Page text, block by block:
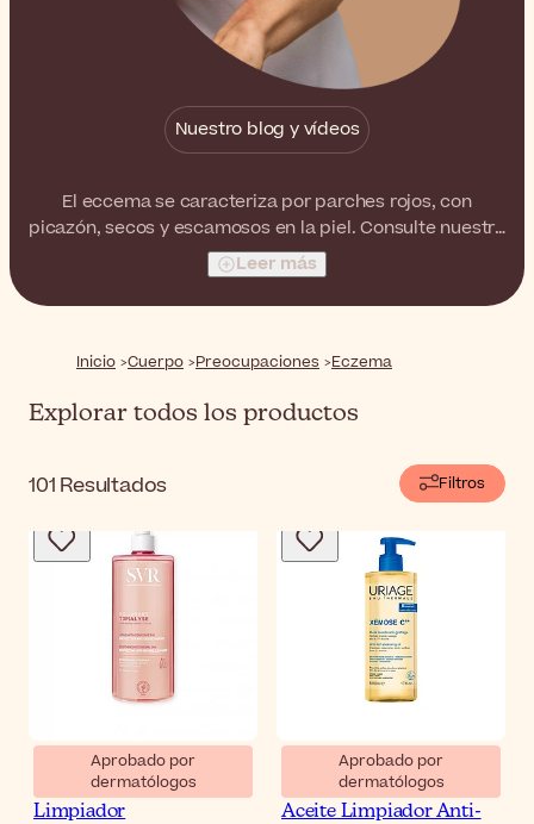
Nuestro blog y vídeos
El eccema se caracteriza por parches rojos, con
picazón, secos y escamosos en la piel. Consulte nuestra
amplia selección de productos que ayudan a minimizar
este problema, desde limpiadores suaves hasta
lociones nutritivas diarias.
Leer más
Inicio Cuerpo Preocupaciones Eczema
Explorar todos los productos
101 Resultados Filtros
Aprobado por
dermatólogos
SVR Topialyse Gel
Limpiador
Aprobado por
dermatólogos
Uriage Xémose C8+
Aceite Limpiador Anti-